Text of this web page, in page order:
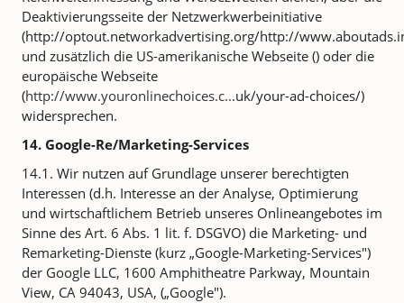
Deaktivierungsseite der Netzwerkwerbeinitiative
(http://optout.networkadvertising.org/http://
und zusätzlich die US-amerikanische Webseite () oder die
europäische Webseite
(http://www.youronlinechoices.c...uk/your-ad-choices/)
widersprechen.
14. Google-Re/Marketing-Services
14.1. Wir nutzen auf Grundlage unserer berechtigten
Interessen (d.h. Interesse an der Analyse, Optimierung
und wirtschaftlichem Betrieb unseres Onlineangebotes im
Sinne des Art. 6 Abs. 1 lit. f. DSGVO) die Marketing- und
Remarketing-Dienste (kurz „Google-Marketing-Services")
der Google LLC, 1600 Amphitheatre Parkway, Mountain
View, CA 94043, USA, („Google").